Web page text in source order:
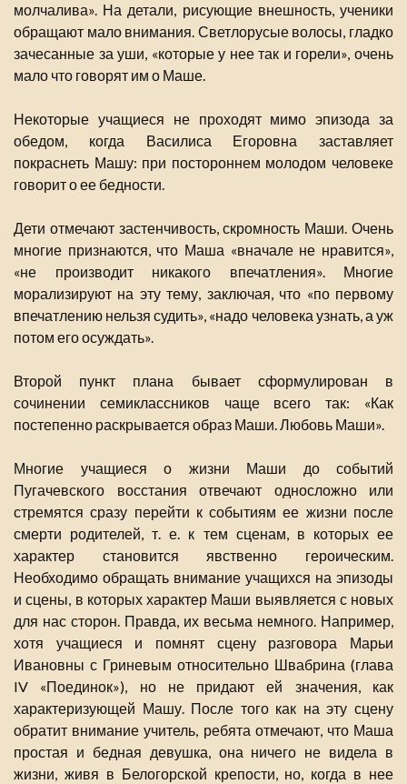
молчалива». На детали, рисующие внешность, ученики
обращают мало внимания. Светлорусые волосы, гладко
зачесанные за уши, «которые у нее так и горели», очень
мало что говорят им о Маше.
Некоторые учащиеся не проходят мимо эпизода за
обедом, когда Василиса Егоровна заставляет
покраснеть Машу: при постороннем молодом человеке
говорит о ее бедности.
Дети отмечают застенчивость, скромность Маши. Очень
многие признаются, что Маша «вначале не нравится»,
«не производит никакого впечатления». Многие
морализируют на эту тему, заключая, что «по первому
впечатлению нельзя судить», «надо человека узнать, а уж
потом его осуждать».
Второй пункт плана бывает сформулирован в
сочинении семиклассников чаще всего так: «Как
постепенно раскрывается образ Маши. Любовь Маши».
Многие учащиеся о жизни Маши до событий
Пугачевского восстания отвечают односложно или
стремятся сразу перейти к событиям ее жизни после
смерти родителей, т. е. к тем сценам, в которых ее
характер становится явственно героическим.
Необходимо обращать внимание учащихся на эпизоды
и сцены, в которых характер Маши выявляется с новых
для нас сторон. Правда, их весьма немного. Например,
хотя учащиеся и помнят сцену разговора Марьи
Ивановны с Гриневым относительно Швабрина (глава
IV «Поединок»), но не придают ей значения, как
характеризующей Машу. После того как на эту сцену
обратит внимание учитель, ребята отмечают, что Маша
простая и бедная девушка, она ничего не видела в
жизни, живя в Белогорской крепости, но, когда в нее